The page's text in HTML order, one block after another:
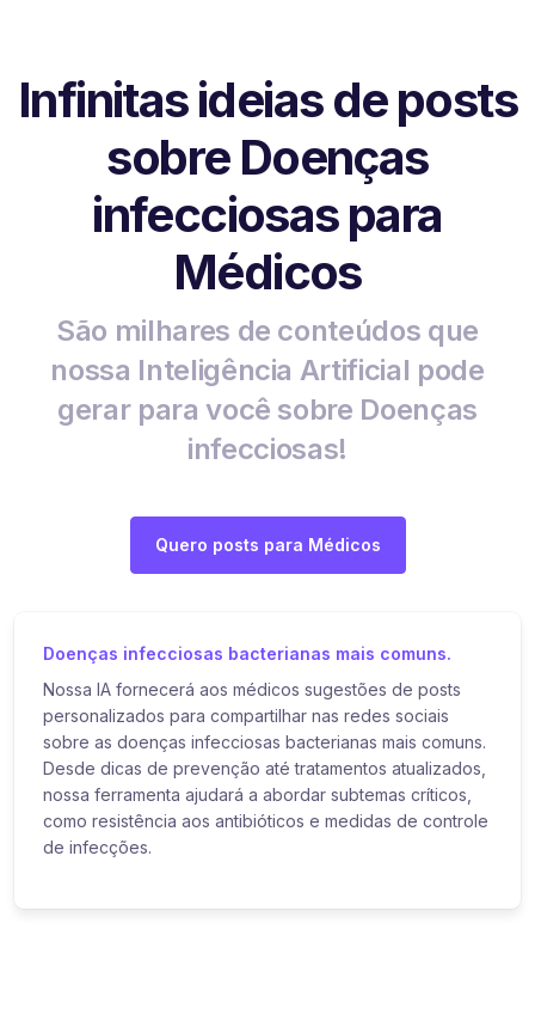
Infinitas ideias de posts
sobre Doenças
infecciosas para
Médicos
São milhares de conteúdos que
nossa Inteligência Artificial pode
gerar para você sobre Doenças
infecciosas!
Quero posts para Médicos
Doenças infecciosas bacterianas mais comuns.
Nossa IA fornecerá aos médicos sugestões de posts
personalizados para compartilhar nas redes sociais
sobre as doenças infecciosas bacterianas mais comuns.
Desde dicas de prevenção até tratamentos atualizados,
nossa ferramenta ajudará a abordar subtemas críticos,
como resistência aos antibióticos e medidas de controle
de infecções.